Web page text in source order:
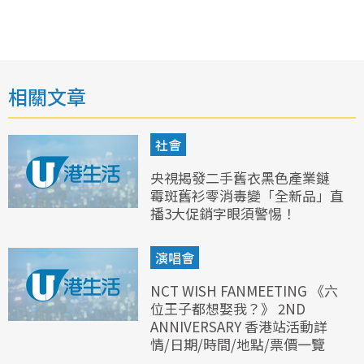
相關文章
社會
央視揭發二手舊衣黑色產業鏈
霉斑舊衫零消毒變「全新品」直
播3大促銷字眼須警惕！
演唱會
NCT WISH FANMEETING 《六
位王子都想娶我？》 2ND
ANNIVERSARY 香港站活動詳
情/日期/時間/地點/票價一覽